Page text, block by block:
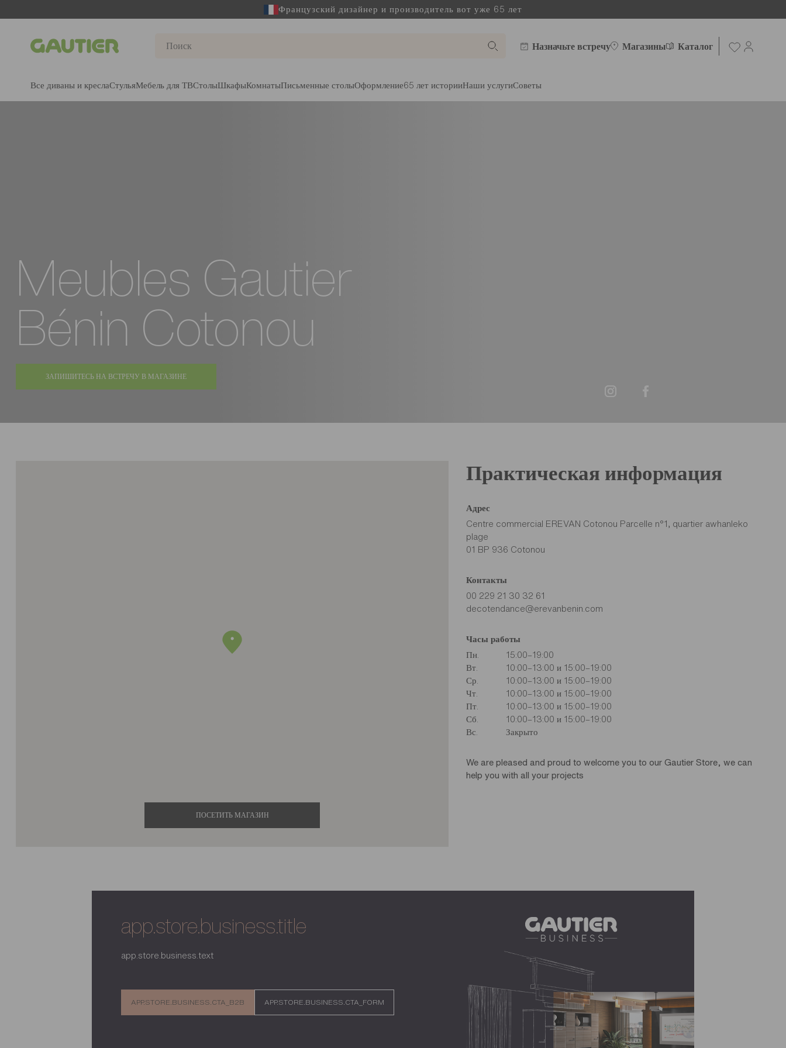
Французский дизайнер и производитель вот уже 65 лет
Gautier Назначьте встречу Магазины Каталог
Все диваны и креслаСтульяМебель для ТВСтолыШкафыКомнатыПисьменные столыОформление65 лет историиНаши услугиСоветы
Meubles Gautier
Bénin Cotonou
ЗАПИШИТЕСЬ НА ВСТРЕЧУ В МАГАЗИНЕ
ПОСЕТИТЬ МАГАЗИН
Практическая информация
Адрес
Centre commercial EREVAN Cotonou Parcelle n°1, quartier awhanleko
plage
01 BP 936 Cotonou
Контакты
00 229 21 30 32 61
decotendance@erevanbenin.com
Часы работы
Пн.
15:00–19:00
Вт.
10:00–13:00 и 15:00–19:00
Ср.
10:00–13:00 и 15:00–19:00
Чт.
10:00–13:00 и 15:00–19:00
Пт.
10:00–13:00 и 15:00–19:00
Сб.
10:00–13:00 и 15:00–19:00
Вс.
Закрыто
We are pleased and proud to welcome you to our Gautier Store, we can
help you with all your projects
app.store.business.title
app.store.business.text
APP.STORE.BUSINESS.CTA_B2B APP.STORE.BUSINESS.CTA_FORM